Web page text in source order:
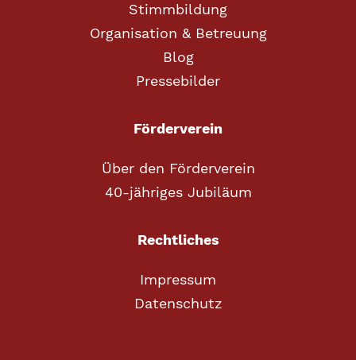
Stimmbildung
Organisation & Betreuung
Blog
Pressebilder
Förderverein
Über den Förderverein
40-jähriges Jubiläum
Rechtliches
Impressum
Datenschutz